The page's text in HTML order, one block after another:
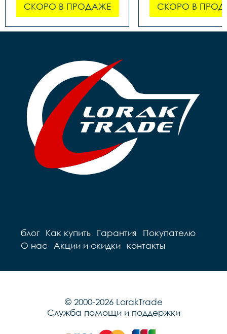
СКОРО В ПРОДАЖЕ СКОРО В
блог Как купить Гарантия
Покупателю
О нас
Акции и скидки контакты
© 2000-2026 LorakTrade
Служба помощи и поддержки